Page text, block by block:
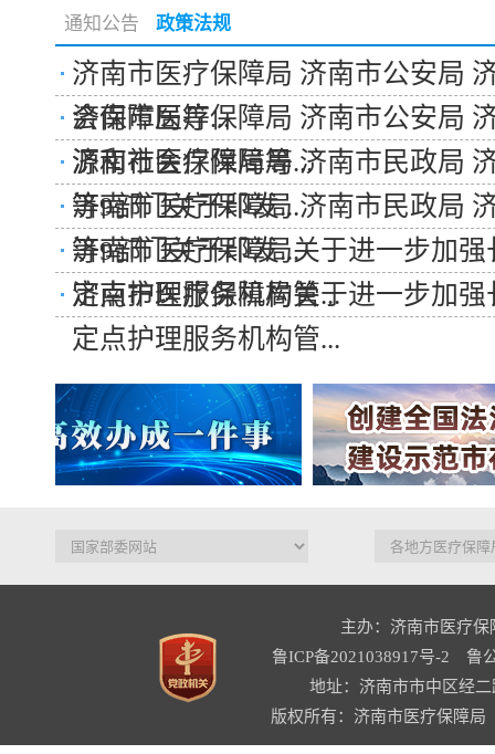
通知公告 政策法规
济南市医疗保障局 济南市公安局
会保障局等...
济南市医疗保障局 济南市公安局
源和社会保障局等...
济南市医疗保障局 济南市民政局
等9部门关于印发...
济南市医疗保障局 济南市民政局
等9部门关于印发...
济南市医疗保障局关于进一步加
定点护理服务机构管...
济南市医疗保障局关于进一步加
定点护理服务机构管...
主办：济南市医疗保
鲁ICP备2021038917号-2
鲁
地址：济南市市中区经
版权所有：济南市医疗保障